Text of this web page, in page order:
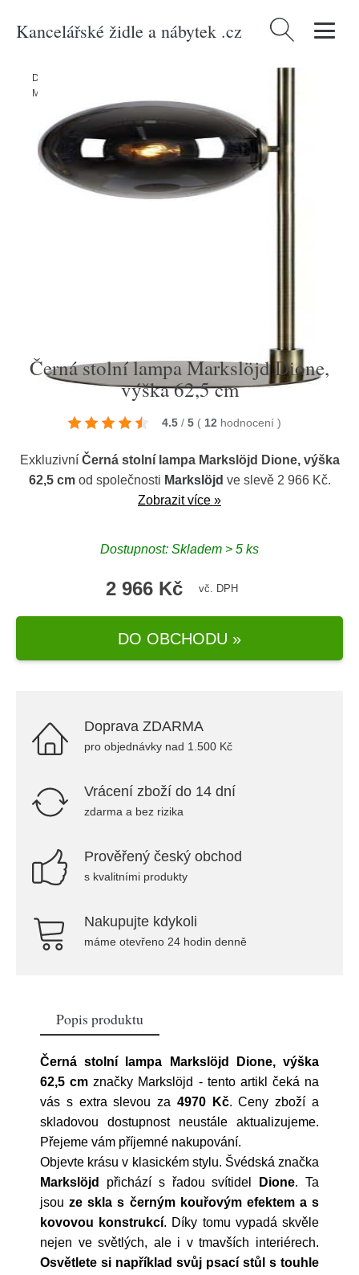
Kancelářské židle a nábytek .cz Vyhledávání
Domů
Markslöjd Dione, výška 62,5 cm
Černá stolní lampa Markslöjd Dione,
výška 62,5 cm
4.5 / 5 ( 12 hodnocení )
Exkluzivní Černá stolní lampa Markslöjd Dione, výška
62,5 cmod společnosti Markslöjd ve slevě 2 966 Kč.
Zobrazit více »
Dostupnost: Skladem > 5 ks
2 966 Kč vč. DPH
DO OBCHODU »
Doprava ZDARMA
pro objednávky nad 1.500 Kč
Vrácení zboží do 14 dní
zdarma a bez rizika
Prověřený český obchod
s kvalitními produkty
Nakupujte kdykoli
máme otevřeno 24 hodin denně
Popis produktu
Černá stolní lampa Markslöjd Dione, výška
62,5 cm značky Markslöjd - tento artikl čeká na
vás s extra slevou za 4970 Kč. Ceny zboží a
skladovou dostupnost neustále aktualizujeme.
Přejeme vám příjemné nakupování.
Objevte krásu v klasickém stylu. Švédská značka
Markslöjd
přichází s řadou svítidel Dione. Ta
jsouze skla s černým kouřovým efektem a s
kovovou konstrukcí. Díky tomu vypadá skvěle
nejen ve světlých, ale i v tmavších interiérech.
Osvětlete si například svůj psací stůl s touhle